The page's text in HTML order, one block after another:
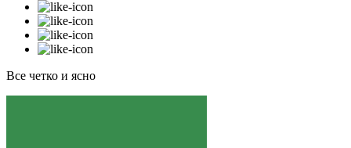
Все четко и ясно